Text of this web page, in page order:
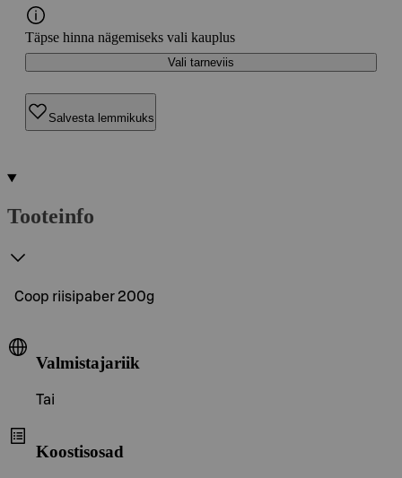
Täpse hinna nägemiseks vali kauplus
Vali tarneviis
Salvesta lemmikuks
Tooteinfo
Coop riisipaber 200g
Valmistajariik
Tai
Koostisosad